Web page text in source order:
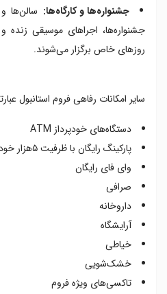
جشنواره‌ها و کارگاه‌ها: سالن‌ها
جشنواره‌ها، اجراهای موسیقی
روزهای خاص برگزار می‌شوند.
سایر امکانات رفاهی فروم استانبول
دستگاه‌های خودپرداز ATM
پارکینگ رایگان با ظرفیت ۵هزار خودرو
وای فای رایگان
صرافی
داروخانه
آرایشگاه
خیاطی
خشک‌شویی
تاکسی‌های ویژه فروم